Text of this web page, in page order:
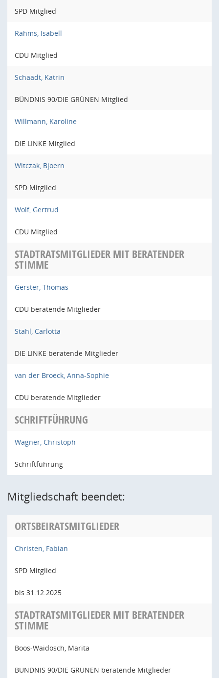
SPD Mitglied
Rahms, Isabell
CDU Mitglied
Schaadt, Katrin
BÜNDNIS 90/DIE GRÜNEN Mitglied
Willmann, Karoline
DIE LINKE Mitglied
Witczak, Bjoern
SPD Mitglied
Wolf, Gertrud
CDU Mitglied
STADTRATSMITGLIEDER MIT BERATENDER
STIMME
Gerster, Thomas
CDU beratende Mitglieder
Stahl, Carlotta
DIE LINKE beratende Mitglieder
van der Broeck, Anna-Sophie
CDU beratende Mitglieder
SCHRIFTFÜHRUNG
Wagner, Christoph
Schriftführung
Mitgliedschaft beendet:
ORTSBEIRATSMITGLIEDER
Christen, Fabian
SPD Mitglied
bis 31.12.2025
STADTRATSMITGLIEDER MIT BERATENDER
STIMME
Boos-Waidosch, Marita
BÜNDNIS 90/DIE GRÜNEN beratende Mitglieder